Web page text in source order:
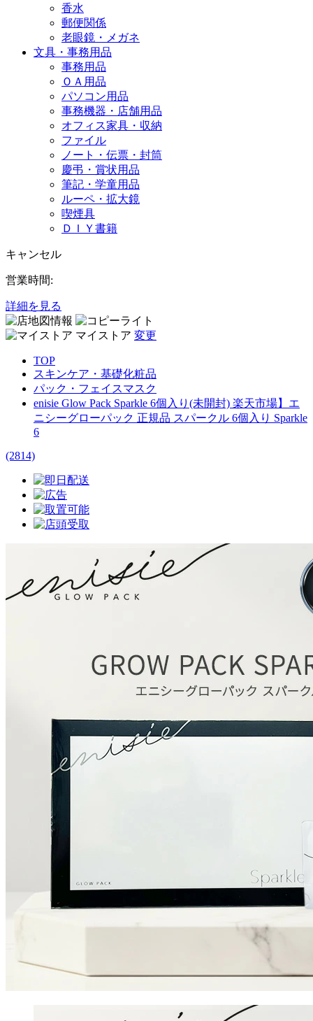
香水
郵便関係
老眼鏡・メガネ
文具・事務用品
事務用品
ＯＡ用品
パソコン用品
事務機器・店舗用品
オフィス家具・収納
ファイル
ノート・伝票・封筒
慶弔・賞状用品
筆記・学童用品
ルーペ・拡大鏡
喫煙具
ＤＩＹ書籍
キャンセル
営業時間:
詳細を見る
マイストア 変更
TOP
スキンケア・基礎化粧品
パック・フェイスマスク
enisie Glow Pack Sparkle 6個入り(未開封) 楽天市場】エ
ニシーグローパック 正規品 スパークル 6個入り Sparkle
6
(2814)